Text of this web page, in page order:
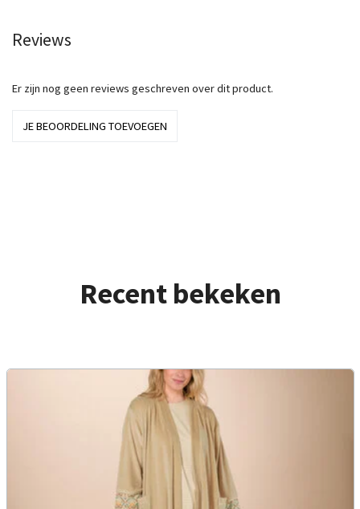
Reviews
Er zijn nog geen reviews geschreven over dit product.
JE BEOORDELING TOEVOEGEN
Recent bekeken